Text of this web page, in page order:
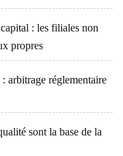
: les filiales non
propres
arbitrage réglementaire
sont la base de la